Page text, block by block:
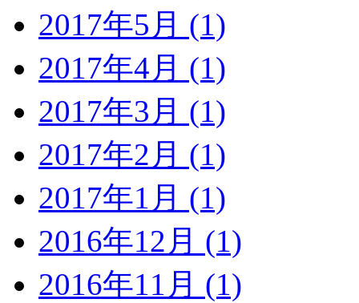
2017年5月 (1)
2017年4月 (1)
2017年3月 (1)
2017年2月 (1)
2017年1月 (1)
2016年12月 (1)
2016年11月 (1)